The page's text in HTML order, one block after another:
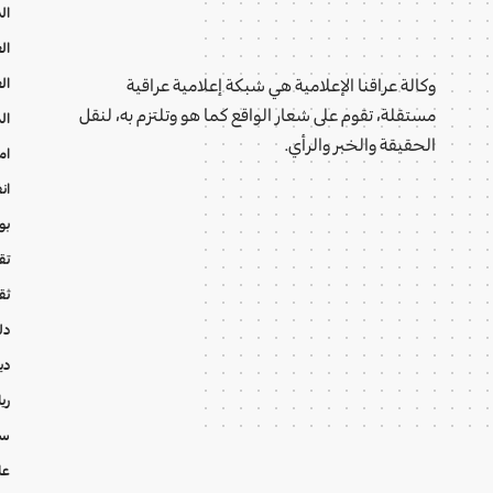
وكالة عراقنا الإعلامية هي شبكة إعلامية عراقية
مستقلة، تقوم على شعار الواقع كما هو وتلتزم به، لنقل
الحقيقة والخبر والرأي.